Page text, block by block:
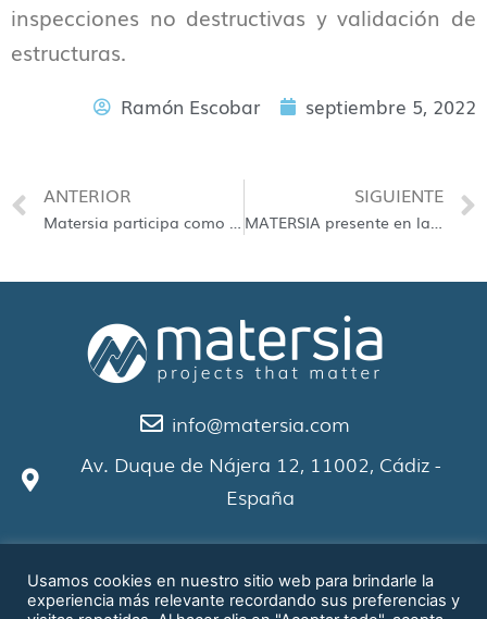
inspecciones no destructivas y validación de
estructuras.
Ramón Escobar septiembre 5, 2022
ANTERIOR SIGUIENTE
info@matersia.com
Av. Duque de Nájera 12, 11002, Cádiz -
España
Política de Privacidad
Usamos cookies en nuestro sitio web para brindarle la
experiencia más relevante recordando sus preferencias y